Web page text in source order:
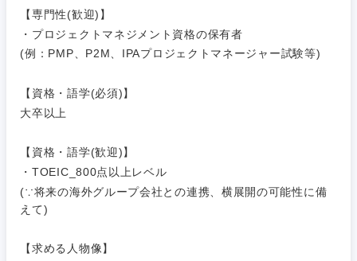
【専門性(歓迎)】
・プロジェクトマネジメント資格の保有者
(例：PMP、P2M、IPAプロジェクトマネージャー試験等)
【資格・語学(必須)】
大卒以上
【資格・語学(歓迎)】
・TOEIC_800点以上レベル
(∵将来の海外グループ会社との連携、横展開の可能性に備
えて)
【求める人物像】
その他